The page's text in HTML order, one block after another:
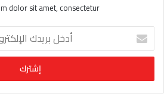
dolor sit amet, consectetur.
خ
ب
ر